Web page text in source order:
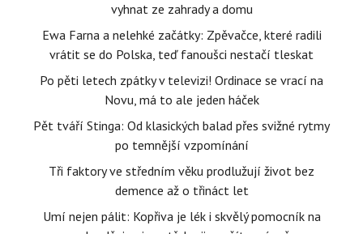
vyhnat ze zahrady a domu
Ewa Farna a nelehké začátky: Zpěvačce, které radili
vrátit se do Polska, teď fanoušci nestačí tleskat
Po pěti letech zpátky v televizi! Ordinace se vrací na
Novu, má to ale jeden háček
Pět tváří Stinga: Od klasických balad přes svižné rytmy
po temnější vzpomínání
Tři faktory ve středním věku prodlužují život bez
demence až o třináct let
Umí nejen pálit: Kopřiva je lék i skvělý pomocník na